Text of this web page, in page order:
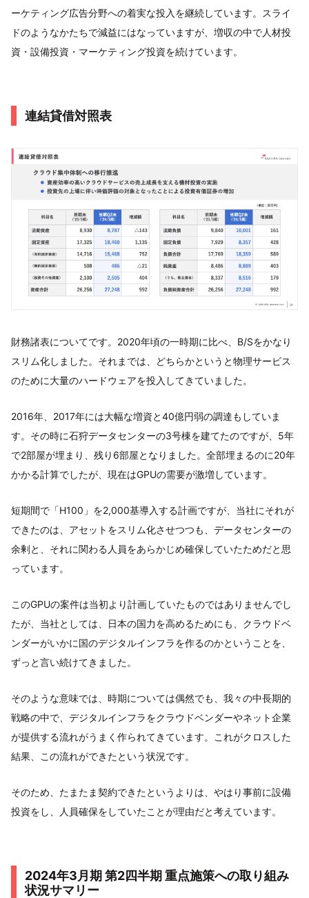
ーケティング広告分野への着実な投入を継続しています。スライ
ドのようなかたちで減益にはなっていますが、増収の中で人材投
資・設備投資・マーケティング投資を続けています。
連結貸借対照表
財務諸表についてです。2020年頃の一時期に比べ、B/Sをかなり
スリム化しました。それまでは、どちらかというと物理サービス
のために大量のハードウェアを投入してきていました。
2016年、2017年には大幅な増資と40億円弱の調達もしていま
す。その時に石狩データセンターの3号棟を建てたのですが、5年
で2部屋が埋まり、残り6部屋となりました。全部埋まるのに20年
かかる計算でしたが、現在はGPUの需要が激増しています。
短期間で「H100」を2,000基導入する計画ですが、当社にそれが
できたのは、アセットをスリム化させつつも、データセンターの
余剰と、それに関わる人員をあらかじめ確保していたためだと思
っています。
このGPUの案件は当初より計画していたものではありませんでし
たが、当社としては、日本の国力を高めるためにも、クラウドベ
ンダーがいかに国のデジタルインフラを作るのかということを、
ずっと言い続けてきました。
そのような意味では、時期については偶然でも、我々の中長期的
戦略の中で、デジタルインフラをクラウドベンダーやネット企業
が提供する流れがうまく作られてきています。これがクロスした
結果、この流れができたという状況です。
そのため、たまたま契約できたというよりは、やはり事前に設備
投資をし、人員確保をしていたことが理由だと考えています。
2024年3月期 第2四半期 重点施策への取り組み
状況サマリー